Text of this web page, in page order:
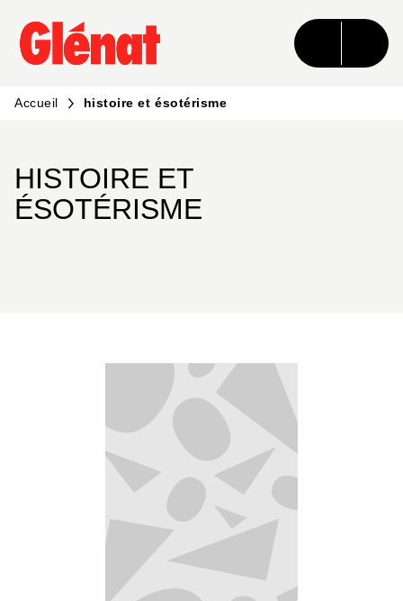
MENU RECHERCHE CONTENU
PIED DE PAGE
Accueil histoire et ésotérisme
HISTOIRE ET
ÉSOTÉRISME